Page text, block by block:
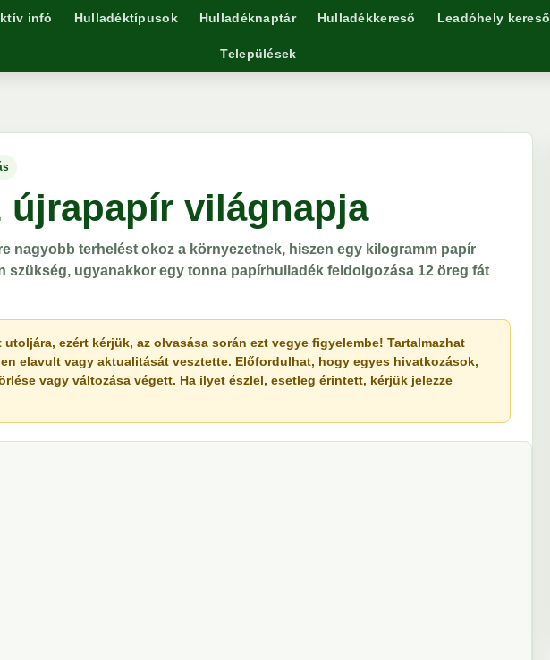
infó Hulladéktípusok Hulladéknaptár Hulladékkereső Leadóhely kereső
Települések
újrapapír világnapja
nagyobb terhelést okoz a környezetnek, hiszen egy kilogramm papír
szükség, ugyanakkor egy tonna papírhulladék feldolgozása 12 öreg fát
ezért kérjük, az olvasása során ezt vegye figyelembe! Tartalmazhat
elavult vagy aktualitását vesztette. Előfordulhat, hogy egyes hivatkozások,
vagy változása végett. Ha ilyet észlel, esetleg érintett, kérjük jelezze